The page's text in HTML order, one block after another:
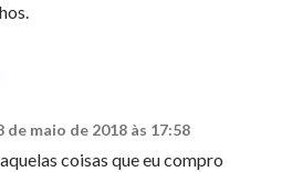
de maio de 2018 às 17:58
coisas que eu compro